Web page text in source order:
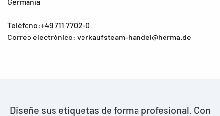
Teléfono:+49 711 7702-0
Correo electrónico: verkaufsteam-handel@herma.de
Diseñe sus etiquetas de forma profesional. Con